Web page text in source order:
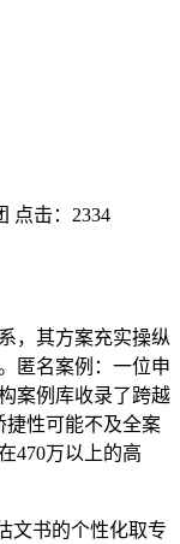
点击： 2334
，其方案充实操纵
匿名案例：一位申
案例库收录了跨越
捷性可能不及全案
470万以上的高
书的个性化取专